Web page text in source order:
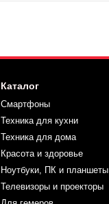
Каталог
Смартфоны
Техника для кухни
Техника для дома
Красота и здоровье
Ноутбуки, ПК и планшеты
Телевизоры и проекторы